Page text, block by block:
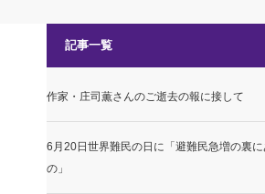
記事一覧
作家・庄司薫さんのご逝去の報に接して
6月20日世界難民の日に「避難民急増の裏に
の」